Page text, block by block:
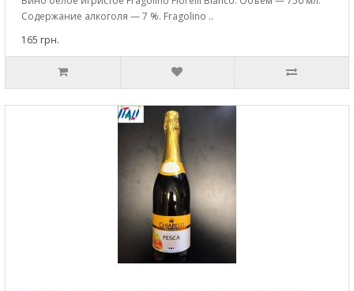
Содержание алкоголя — 7 %. Fragolino ..
165 грн.